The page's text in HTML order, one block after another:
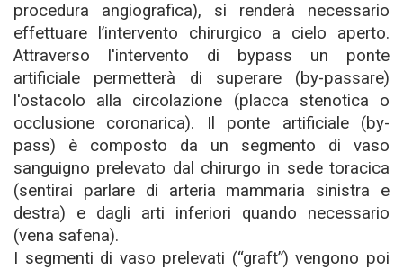
procedura angiografica), si renderà necessario
effettuare l’intervento chirurgico a cielo aperto.
Attraverso l'intervento di bypass un ponte
artificiale permetterà di superare (by-passare)
l'ostacolo alla circolazione (placca stenotica o
occlusione coronarica). Il ponte artificiale (by-
pass) è composto da un segmento di vaso
sanguigno prelevato dal chirurgo in sede toracica
(sentirai parlare di arteria mammaria sinistra e
destra) e dagli arti inferiori quando necessario
(vena safena).
I segmenti di vaso prelevati (“graft”) vengono poi